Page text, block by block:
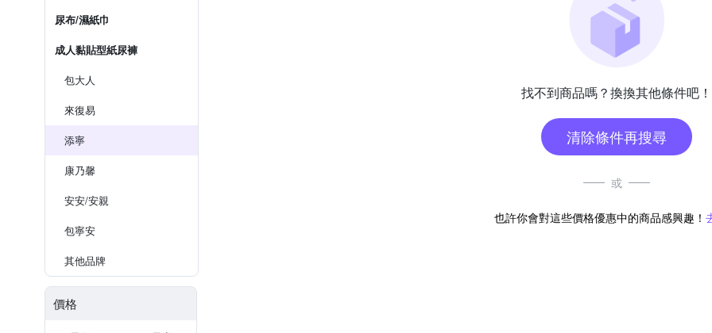
尿布/濕紙巾
成人黏貼型紙尿褲
包大人
來復易
添寧
康乃馨
安安/安親
包寧安
其他品牌
價格
找不到商品嗎？換換其他條件吧！
清除條件再搜尋
或
也許你會對這些價格優惠中的商品感興趣！